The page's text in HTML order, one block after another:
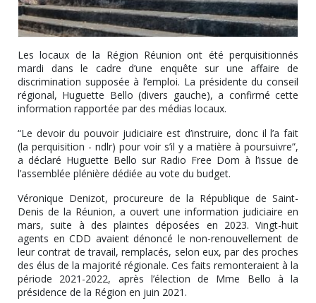
Les locaux de la Région Réunion ont été perquisitionnés
mardi dans le cadre d’une enquête sur une affaire de
discrimination supposée à l’emploi. La présidente du conseil
régional, Huguette Bello (divers gauche), a confirmé cette
information rapportée par des médias locaux.
“Le devoir du pouvoir judiciaire est d’instruire, donc il l’a fait
(la perquisition - ndlr) pour voir s’il y a matière à poursuivre”,
a déclaré Huguette Bello sur Radio Free Dom à l’issue de
l’assemblée plénière dédiée au vote du budget.
Véronique Denizot, procureure de la République de Saint-
Denis de la Réunion, a ouvert une information judiciaire en
mars, suite à des plaintes déposées en 2023. Vingt-huit
agents en CDD avaient dénoncé le non-renouvellement de
leur contrat de travail, remplacés, selon eux, par des proches
des élus de la majorité régionale. Ces faits remonteraient à la
période 2021-2022, après l’élection de Mme Bello à la
présidence de la Région en juin 2021.